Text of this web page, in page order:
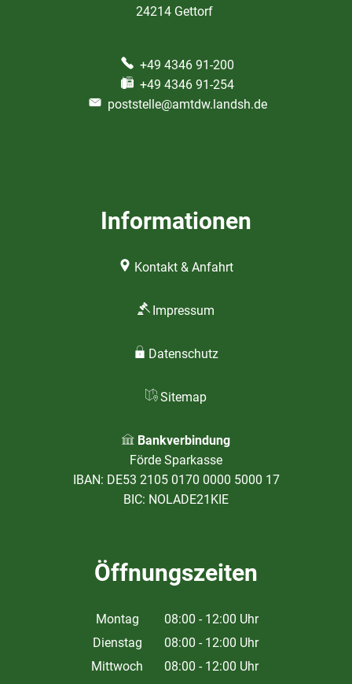
24214 Gettorf
+49 4346 91-200
+49 4346 91-254
poststelle@amtdw.landsh.de
Informationen
Kontakt & Anfahrt
Impressum
Datenschutz
Sitemap
Bankverbindung
Förde Sparkasse
IBAN: DE53 2105 0170 0000 5000 17
BIC: NOLADE21KIE
Öffnungszeiten
Montag 08:00 - 12:00 Uhr
Von 08:00 bis 12:00 Uhr
Dienstag 08:00 - 12:00 Uhr
Von 08:00 bis 12:00 Uhr
Mittwoch 08:00 - 12:00 Uhr